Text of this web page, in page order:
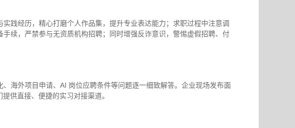
践经历，精心打磨个人作品集，提升专业表达能力；求职过程中注意调
续，严禁参与无资质机构招聘；同时增强反诈意识，警惕虚假招聘、付
海外项目申请、AI 岗位应聘条件等问题逐一细致解答。企业现场发布面
供直接、便捷的实习对接渠道。